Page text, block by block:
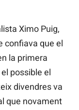
Ximo Puig,
confiava que el
la primera
possible el
divendres va
que novament